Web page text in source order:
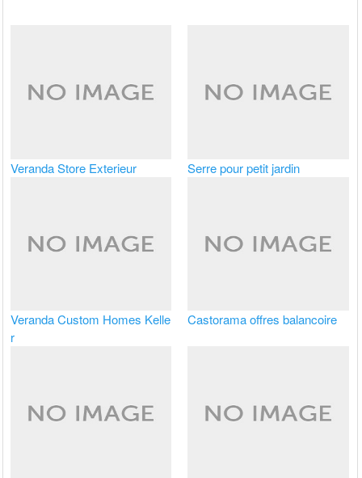
Veranda Store Exterieur Serre pour petit jardin
Veranda Custom Homes Kelle
r
Castorama offres balancoire